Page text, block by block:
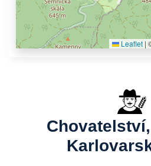
Leaflet |